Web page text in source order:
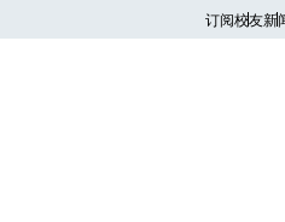
订阅校友新